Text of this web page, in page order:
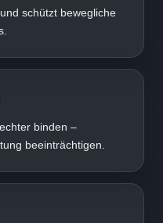
schützt bewegliche
binden –
beeinträchtigen.